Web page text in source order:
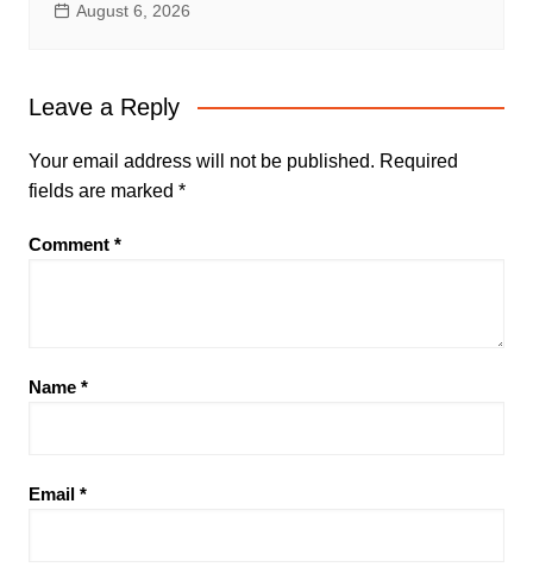
August 6, 2026
Leave a Reply
Your email address will not be published. Required
fields are marked *
Comment *
Name *
Email *